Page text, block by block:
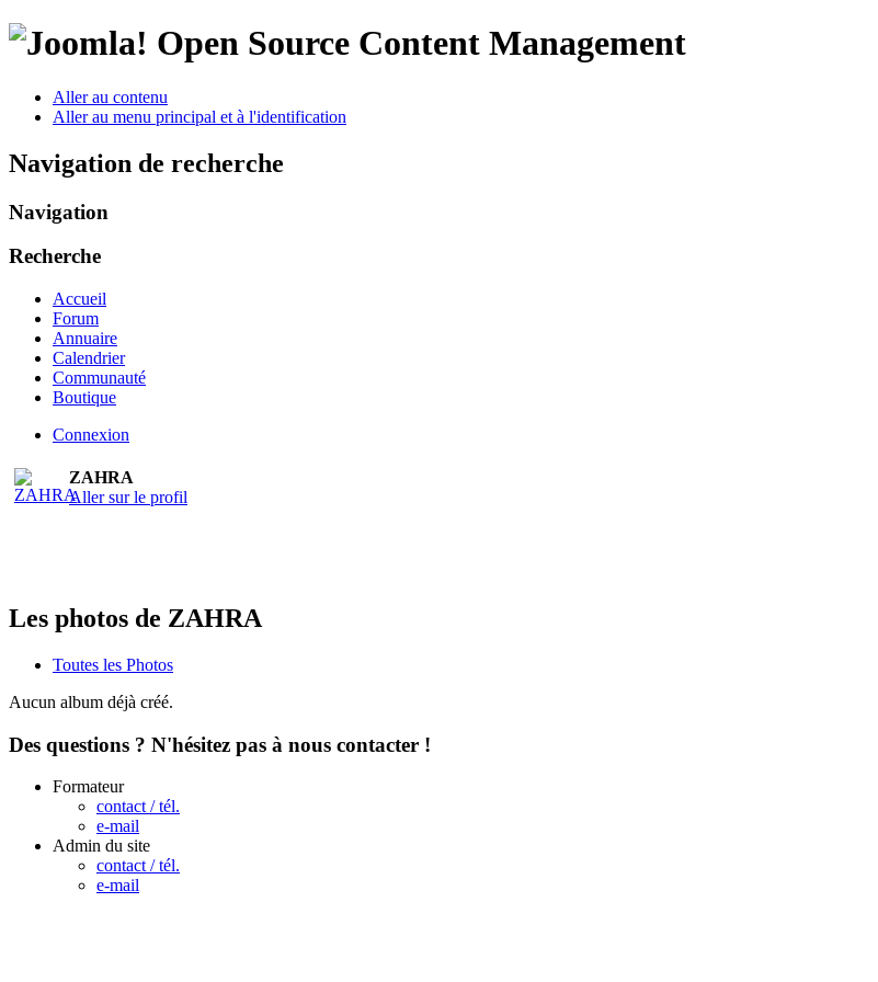
Open Source Content Management
Aller au contenu
Aller au menu principal et à l'identification
Navigation de recherche
Navigation
Recherche
Accueil
Forum
Annuaire
Calendrier
Communauté
Boutique
Connexion
ZAHRA
Aller sur le profil
Les photos de ZAHRA
Toutes les Photos
Aucun album déjà créé.
Des questions ? N'hésitez pas à nous contacter !
Formateur
contact / tél.
e-mail
Admin du site
contact / tél.
e-mail